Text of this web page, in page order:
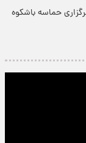
حماسه باشکوه